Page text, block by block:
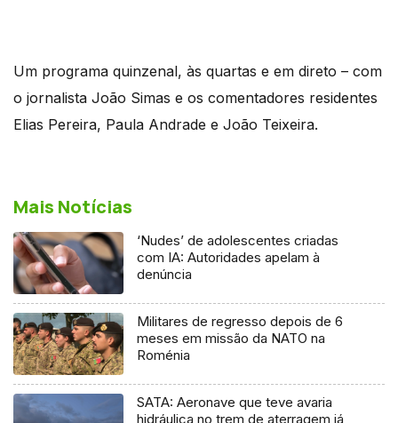
Um programa quinzenal, às quartas e em direto – com
o jornalista João Simas e os comentadores residentes
Elias Pereira, Paula Andrade e João Teixeira.
Mais Notícias
‘Nudes’ de adolescentes criadas
com IA: Autoridades apelam à
denúncia
Militares de regresso depois de 6
meses em missão da NATO na
Roménia
SATA: Aeronave que teve avaria
hidráulica no trem de aterragem já